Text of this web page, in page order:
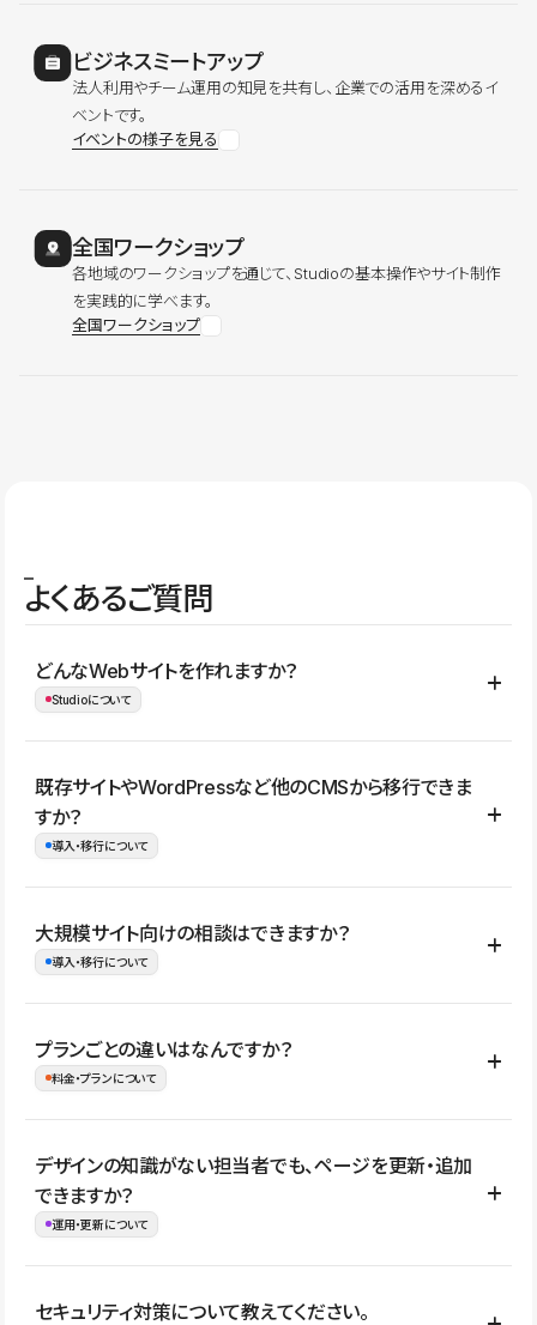
ビジネスミートアップ
法人利用やチーム運用の知見を共有し、企業での活用を深めるイ
ベントです。
イベントの様子を見る
全国ワークショップ
各地域のワークショップを通じて、Studioの基本操作やサイト制作
を実践的に学べます。
全国ワークショップ
よくあるご質問
どんなWebサイトを作れますか？
Studioについて
コーポレートサイト、サービスサイト、LP、採用サイト、ブロ
グ・メディア、イベントサイト、店舗・商品紹介サイト、ポートフ
ォリオなど幅広く制作できます。
既存サイトやWordPressなど他のCMSから移行できま
すか？
導入・移行について
はい。既存サイトの構成やコンテンツ、URLを整理したうえで、
Studio上に再構築する形で移行できます。 WordPressの場合は、
イト全体のデザインや設定がそのまま移行されるわけではないた
め、移行後にページ構成やデザイン、CMS設計、URL・リダイレク
大規模サイト向けの相談はできますか？
導入・移行について
はい。アクセス規模が大きいサイトや、複数部門での運用、権限管
理、セキュリティ確認、既存システムとの連携など、個別の要件が
ない段階でも、お問い合わせください。
お問合せはこちら
プランごとの違いはなんですか？
料金・プランについて
公開ページ数、バージョン履歴の期間、CMS利用数の上限、権限
管理の有無などがプランごとに異なります。詳しくは料金プランペ
ージをご覧ください。
デザインの知識がない担当者でも、ページを更新・追加
できますか？
運用・更新について
はい。CMSやコンポーネントを活用して更新範囲を設計しておく
セキュリティ対策について教えてください。